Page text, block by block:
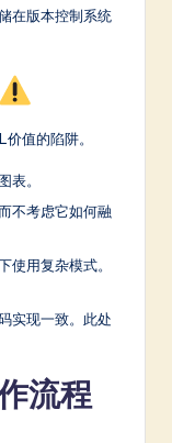
在版本控制系统
值的陷阱。
表。
不考虑它如何融
使用复杂模式。
实现一致。此处
流程